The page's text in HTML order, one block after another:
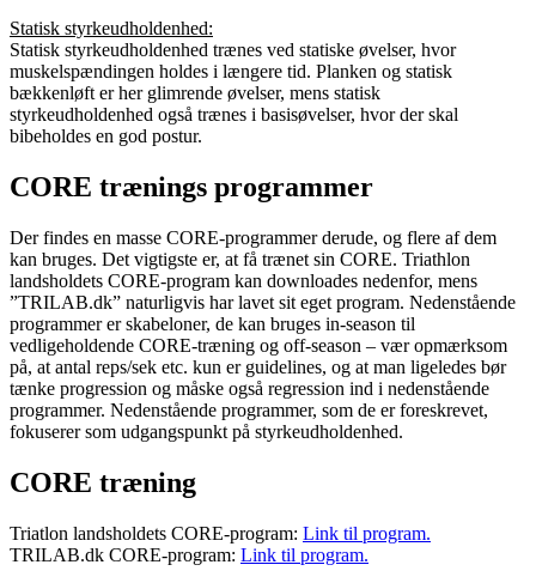
Statisk styrkeudholdenhed:
Statisk styrkeudholdenhed trænes ved statiske øvelser, hvor
muskelspændingen holdes i længere tid. Planken og statisk
bækkenløft er her glimrende øvelser, mens statisk
styrkeudholdenhed også trænes i basisøvelser, hvor der skal
bibeholdes en god postur.
CORE trænings programmer
Der findes en masse CORE-programmer derude, og flere af dem
kan bruges. Det vigtigste er, at få trænet sin CORE. Triathlon
landsholdets CORE-program kan downloades nedenfor, mens
”TRILAB.dk” naturligvis har lavet sit eget program. Nedenstående
programmer er skabeloner, de kan bruges in-season til
vedligeholdende CORE-træning og off-season – vær opmærksom
på, at antal reps/sek etc. kun er guidelines, og at man ligeledes bør
tænke progression og måske også regression ind i nedenstående
programmer. Nedenstående programmer, som de er foreskrevet,
fokuserer som udgangspunkt på styrkeudholdenhed.
CORE træning
Triatlon landsholdets CORE-program: Link til program.
TRILAB.dk CORE-program: Link til program.